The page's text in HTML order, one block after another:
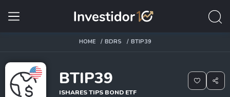
HOME BDRS BTIP39
BTIP39
ISHARES TIPS BOND ETF